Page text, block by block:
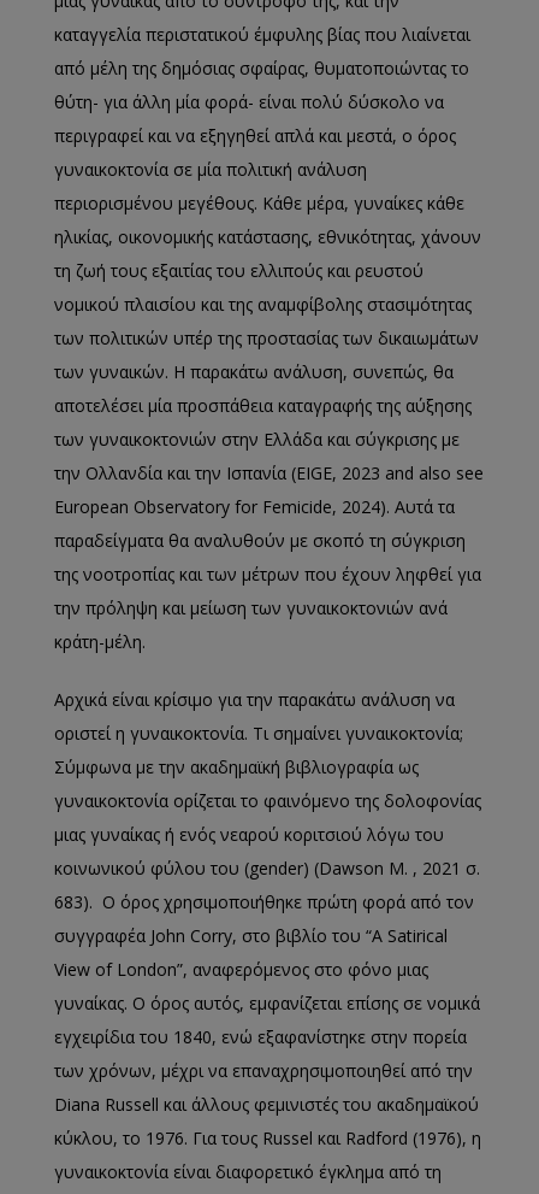
καταγγελία περιστατικού έμφυλης βίας που λιαίνεται
από μέλη της δημόσιας σφαίρας, θυματοποιώντας το
θύτη- για άλλη μία φορά- είναι πολύ δύσκολο να
περιγραφεί και να εξηγηθεί απλά και μεστά, ο όρος
γυναικοκτονία σε μία πολιτική ανάλυση
περιορισμένου μεγέθους. Κάθε μέρα, γυναίκες κάθε
ηλικίας, οικονομικής κατάστασης, εθνικότητας, χάνουν
τη ζωή τους εξαιτίας του ελλιπούς και ρευστού
νομικού πλαισίου και της αναμφίβολης στασιμότητας
των πολιτικών υπέρ της προστασίας των δικαιωμάτων
των γυναικών. Η παρακάτω ανάλυση, συνεπώς, θα
αποτελέσει μία προσπάθεια καταγραφής της αύξησης
των γυναικοκτονιών στην Ελλάδα και σύγκρισης με
την Ολλανδία και την Ισπανία (ΕIGE, 2023 and also see
European Observatory for Femicide, 2024). Αυτά τα
παραδείγματα θα αναλυθούν με σκοπό τη σύγκριση
της νοοτροπίας και των μέτρων που έχουν ληφθεί για
την πρόληψη και μείωση των γυναικοκτονιών ανά
κράτη-μέλη.
Αρχικά είναι κρίσιμο για την παρακάτω ανάλυση να
οριστεί η γυναικοκτονία. Τι σημαίνει γυναικοκτονία;
Σύμφωνα με την ακαδημαϊκή βιβλιογραφία ως
γυναικοκτονία ορίζεται το φαινόμενο της δολοφονίας
μιας γυναίκας ή ενός νεαρού κοριτσιού λόγω του
κοινωνικού φύλου του (gender) (Dawson M. , 2021 σ.
683). Ο όρος χρησιμοποιήθηκε πρώτη φορά από τον
συγγραφέα John Corry, στο βιβλίο του “A Satirical
View of London”, αναφερόμενος στο φόνο μιας
γυναίκας. Ο όρος αυτός, εμφανίζεται επίσης σε νομικά
εγχειρίδια του 1840, ενώ εξαφανίστηκε στην πορεία
των χρόνων, μέχρι να επαναχρησιμοποιηθεί από την
Diana Russell και άλλους φεμινιστές του ακαδημαϊκού
κύκλου, το 1976. Για τους Russel και Radford (1976), η
γυναικοκτονία είναι διαφορετικό έγκλημα από τη